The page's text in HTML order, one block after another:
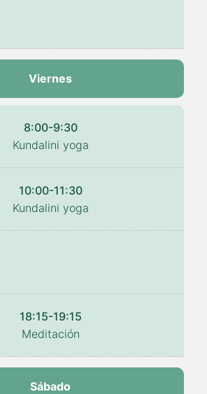
Viernes
8:00-9:30
Kundalini yoga
10:00-11:30
Kundalini yoga
18:15-19:15
Meditación
Sábado